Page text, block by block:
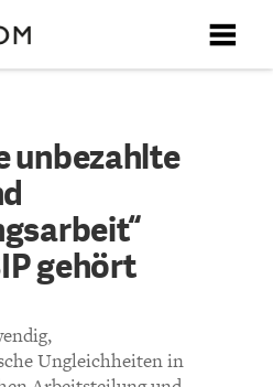
X
X
informiert Sie über unsere
X
X
unbezahlte
gehört
Ungleichheiten in
X
nicht